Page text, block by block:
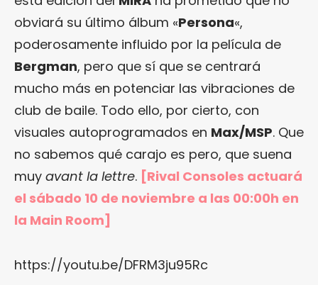
obviará su último álbum «Persona«,
poderosamente influido por la película de
Bergman, pero que sí que se centrará
mucho más en potenciar las vibraciones de
club de baile. Todo ello, por cierto, con
visuales autoprogramados en Max/MSP. Que
no sabemos qué carajo es pero, que suena
muy avant la lettre. [Rival Consoles actuará
el sábado 10 de noviembre a las 00:00h en
la Main Room]
https://youtu.be/DFRM3ju95Rc